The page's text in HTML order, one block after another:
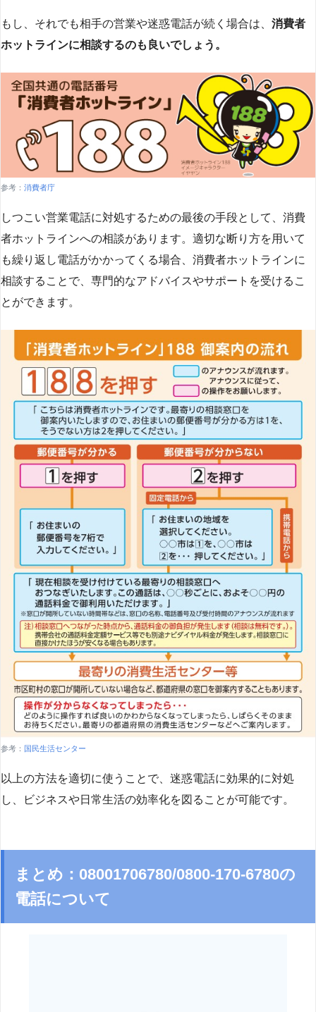
もし、それでも相手の営業や迷惑電話が続く場合は、 消費者
ホットラインに相談するのも良いでしょう。
参考： 消費者庁
しつこい営業電話に対処するための最後の手段として、消費
者ホットラインへの相談があります。適切な断り方を用いて
も繰り返し電話がかかってくる場合、消費者ホットラインに
相談することで、専門的なアドバイスやサポートを受けるこ
とができます​​。
参考： 国民生活センター
以上の方法を適切に使うことで、迷惑電話に効果的に対処
し、ビジネスや日常生活の効率化を図ることが可能です。
まとめ：08001706780/0800-170-6780の
電話について